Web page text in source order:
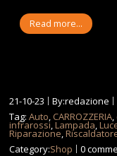
Read more...
21-10-23
By:redazione
Tag:Auto, CARROZZERIA,
infrarossi,Lampada,
Riparazione,
Category:Shop 0